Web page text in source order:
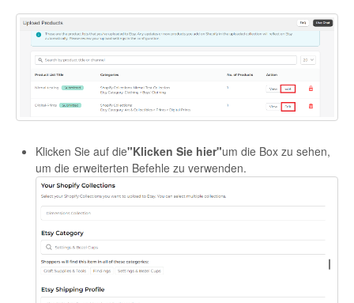
Page Wise Docs - Spanish
Etsy App Info
eBay Integration
Contact
Klicken Sie auf die"Klicken Sie hier"um die Box zu sehen,
um die erweiterten Befehle zu verwenden.